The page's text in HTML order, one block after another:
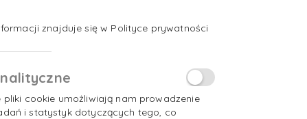
jej intensywność uzależniona od
znajduje się w Polityce prywatności
pliki cookie umożliwiają nam prowadzenie
i statystyk dotyczących tego, co